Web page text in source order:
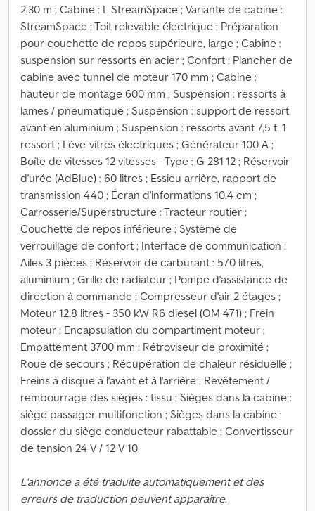
2,30 m ; Cabine : L StreamSpace ; Variante de cabine :
StreamSpace ; Toit relevable électrique ; Préparation
pour couchette de repos supérieure, large ; Cabine :
suspension sur ressorts en acier ; Confort ; Plancher de
cabine avec tunnel de moteur 170 mm ; Cabine :
hauteur de montage 600 mm ; Suspension : ressorts à
lames / pneumatique ; Suspension : support de ressort
avant en aluminium ; Suspension : ressorts avant 7,5 t, 1
ressort ; Lève-vitres électriques ; Générateur 100 A ;
Boîte de vitesses 12 vitesses - Type : G 281-12 ; Réservoir
d'urée (AdBlue) : 60 litres ; Essieu arrière, rapport de
transmission 440 ; Écran d'informations 10,4 cm ;
Carrosserie/Superstructure : Tracteur routier ;
Couchette de repos inférieure ; Système de
verrouillage de confort ; Interface de communication ;
Ailes 3 pièces ; Réservoir de carburant : 570 litres,
aluminium ; Grille de radiateur ; Pompe d'assistance de
direction à commande ; Compresseur d'air 2 étages ;
Moteur 12,8 litres - 350 kW R6 diesel (OM 471) ; Frein
moteur ; Encapsulation du compartiment moteur ;
Empattement 3700 mm ; Rétroviseur de proximité ;
Roue de secours ; Récupération de chaleur résiduelle ;
Freins à disque à l'avant et à l'arrière ; Revêtement /
rembourrage des sièges : tissu ; Sièges dans la cabine :
siège passager multifonction ; Sièges dans la cabine :
dossier du siège conducteur rabattable ; Convertisseur
de tension 24 V / 12 V 10
L'annonce a été traduite automatiquement et des
erreurs de traduction peuvent apparaître.